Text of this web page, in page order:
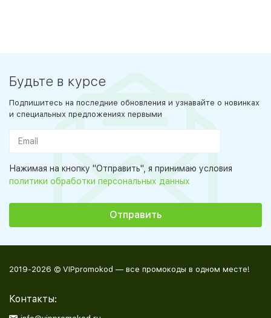
Будьте в курсе
Подпишитесь на последние обновления и узнавайте о новинках
и специальных предложениях первыми
Нажимая на кнопку "Отправить", я принимаю условия
политики обработки персональных данных
2019-2026 © VIPpromokod — все промокоды в одном месте!
Контакты: